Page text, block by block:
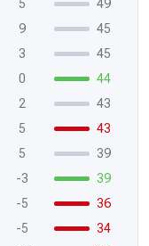
5
49
9
45
3
45
0
44
2
43
5
43
5
39
-3
39
-5
36
-5
34